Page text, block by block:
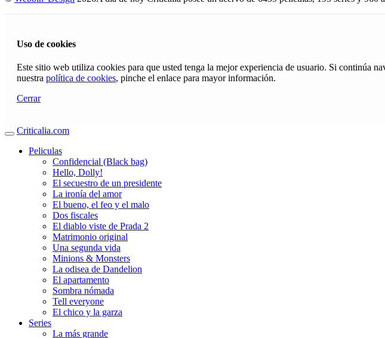
Uso de cookies
Este sitio web utiliza cookies para que usted tenga la mejor experiencia de usuario. Si continúa
nuestra política de cookies, pinche el enlace para mayor información.
Cerrar
Criticalia.com
Peliculas
Confidencial (Black bag)
Hello, Dolly!
El secuestro de un presidente
La ironía del amor
El bueno, el feo y el malo
Dos fiscales
El diablo viste de Prada 2
Matrimonio original
Una segunda vida
Minions & Monsters
La odisea de Dandelion
El apartamento
Sombra nómada
Tell everyone
El chico y la garza
Series
La más grande